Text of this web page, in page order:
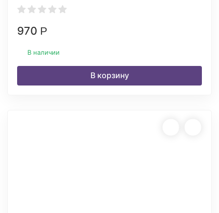
970 Р
В наличии
В корзину